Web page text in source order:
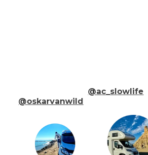
@oskarvanwild
@ac_slowlife